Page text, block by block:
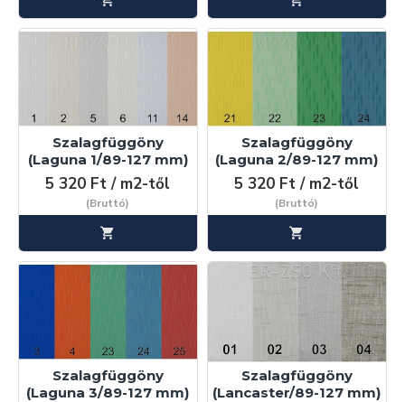
Szalagfüggöny
(Laguna 1/89-127 mm)
5 320 Ft / m2-től
(Bruttó)
Szalagfüggöny
(Laguna 2/89-127 mm)
5 320 Ft / m2-től
(Bruttó)
Szalagfüggöny
(Laguna 3/89-127 mm)
Szalagfüggöny
(Lancaster/89-127 mm)